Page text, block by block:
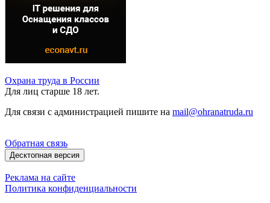
Охрана труда в России
Для лиц старше 18 лет.
Для связи с администрацией пишите на mail@ohranatruda.ru
Обратная связь
Десктопная версия
Реклама на сайте
Политика конфиденциальности